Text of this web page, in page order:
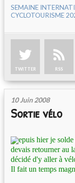
SEMAINE
CYCLOTOURISME
TWITTER RSS
10 Juin 2008
Sortie vélo
epuis hier je
devais retourner au
décidé d'y aller à
Il fait un temps